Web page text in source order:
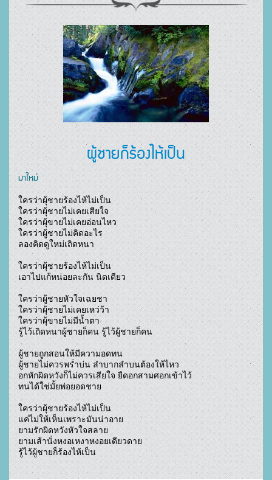
ผู้ชายก็ร้องไห้เป็น
มาใหม่
ใครว่าผุ้ชายร้องไห้ไม่เป็น
ใครว่าผุ้ชายไม่เคยเสียใจ
ใครว่าผุ้ขายไม่เคยอ่อนไหว
ใครว่าผู้ชายไม่คิดอะไร
ลองคิดดูใหม่เถิดหนา
ใครว่าผุ้ชายร้องไห้ไม่เป็น
เอาไปแก้หน่อยละกัน นิดเดียว
ใครว่าผู้ชายหัวใจเฉยชา
ใครว่าผุ้ชายไม่เคยเหว่ว้า
ใครว่าผุ้ขายไม่มีน้ำตา
รู้ไว้เถิดหนาผู้ชายก็คน รู้ไว้ผู้ชายก็คน
ผู้ชายถูกสอนให้มีความอดทน
ผู้ชายไม่ควรพร่ำบ่น ลำบากลำบนต้องให้ไหว
อกหักผิดหวังก็ไม่ควรเสียใจ ยืดอกสามศอกเข้าไว้
ทนได้ใช่มั้ยพ่อยอดชาย
ใครว่าผุ้ชายร้องไห้ไม่เป็น
แค่ไม่ให้เห็นเพราะมันน่าอาย
ยามรักผิดหวังหัวใจสลาย
ยามเส้านั่งหงอเหงาหงอยเดียวดาย
รู้ไว้ผู้ชายก็ร้องไห้เป็น